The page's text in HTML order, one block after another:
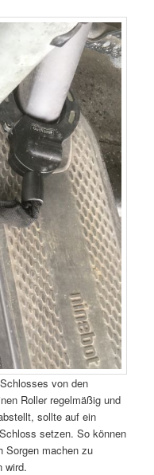
von den
Roller regelmäßig und
sollte auf ein
setzen. So können
Sorgen machen zu
wird.